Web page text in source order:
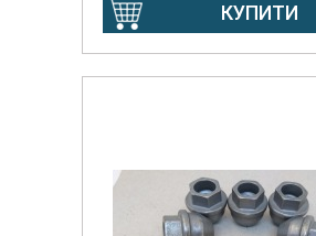
КУПИТИ